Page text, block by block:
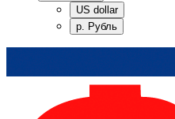
US dollar
р. Рубль